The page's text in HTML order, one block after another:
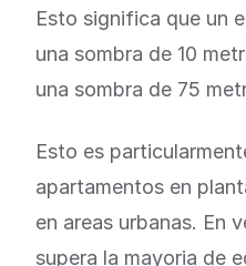
Esto significa que un
una sombra de 10
una sombra de 75
Esto es
apartamentos en
en areas urbanas. En
supera la mayoria de